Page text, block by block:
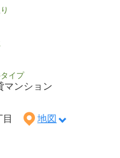
イプ
マンション
目 地図